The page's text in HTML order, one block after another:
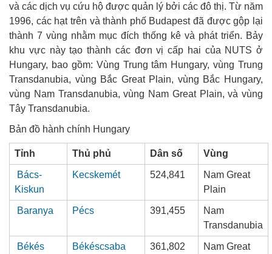
và các dịch vụ cứu hộ được quản lý bởi các đô thị. Từ năm
1996, các hạt trên và thành phố Budapest đã được gộp lại
thành 7 vùng nhằm mục đích thống kê và phát triển. Bảy
khu vực này tạo thành các đơn vị cấp hai của NUTS ở
Hungary, bao gồm: Vùng Trung tâm Hungary, vùng Trung
Transdanubia, vùng Bắc Great Plain, vùng Bắc Hungary,
vùng Nam Transdanubia, vùng Nam Great Plain, và vùng
Tây Transdanubia.
Bản đồ hành chính Hungary
Tỉnh Thủ phủ Dân số Vùng
Bács-
Kiskun
Kecskemét 524,841
Nam Great
Plain
Baranya Pécs 391,455
Nam
Transdanubia
Békés Békéscsaba 361,802
Nam Great